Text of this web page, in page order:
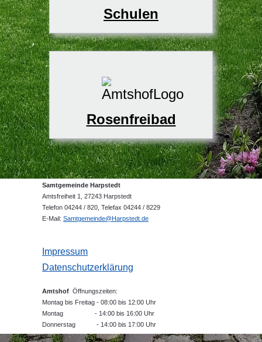
Schulen
Rosenfreibad
Samtgemeinde Harpstedt
Amtsfreiheit 1, 27243 Harpstedt
Telefon 04244 / 820, Telefax 04244 / 8229
E-Mail: Samtgemeinde@Harpstedt.de
Impressum
Datenschutzerklärung
Amtshof Öffnungszeiten:
Montag bis Freitag - 08:00 bis 12:00 Uhr
Montag - 14:00 bis 16:00 Uhr
Donnerstag - 14:00 bis 17:00 Uhr